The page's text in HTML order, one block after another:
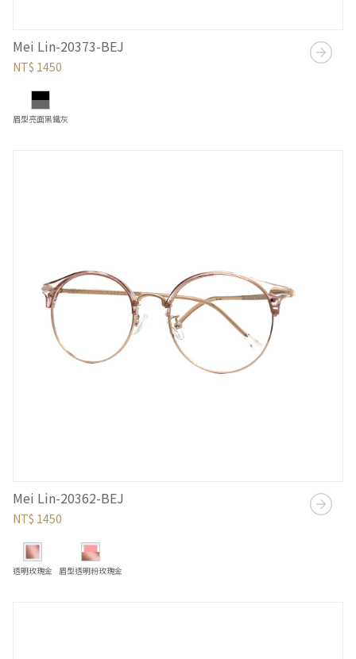
Mei Lin-20373-BEJ
NT$ 1450
眉型亮面黑鐵灰
Mei Lin-20362-BEJ
NT$ 1450
透明玫瑰金 眉型透明粉玫瑰金